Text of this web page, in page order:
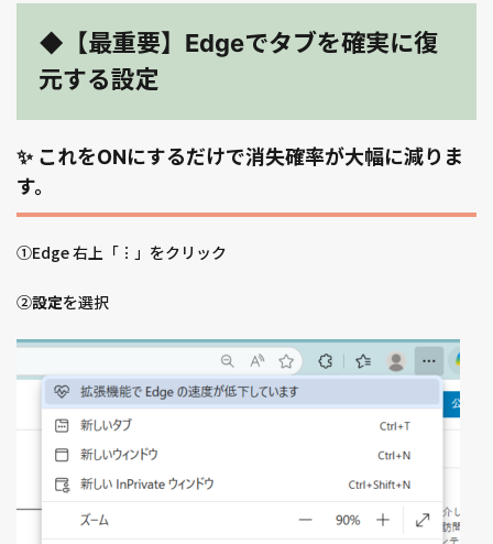
◆【最重要】Edgeでタブを確実に復
元する設定
✨ これをONにするだけで消失確率が大幅に減りま
す。
①Edge 右上「︙」をクリック
②設定を選択